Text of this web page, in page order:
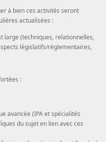
à bien ces activités seront
actualisées :
large (techniques, relationnelles,
législatifs/réglementaires,
:
avancée (IPA et spécialités
du sujet en lien avec ces